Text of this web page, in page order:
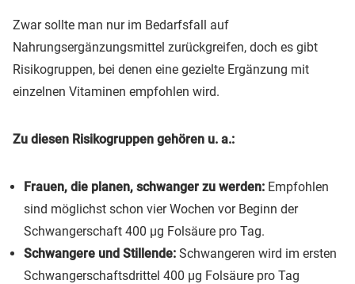
Zwar sollte man nur im Bedarfsfall auf
Nahrungsergänzungsmittel zurückgreifen, doch es gibt
Risikogruppen, bei denen eine gezielte Ergänzung mit
einzelnen Vitaminen empfohlen wird.
Zu diesen Risikogruppen gehören u. a.:
Frauen, die planen, schwanger zu werden: Empfohlen
sind möglichst schon vier Wochen vor Beginn der
Schwangerschaft 400 µg Folsäure pro Tag.
Schwangere und Stillende: Schwangeren wird im ersten
Schwangerschaftsdrittel 400 µg Folsäure pro Tag